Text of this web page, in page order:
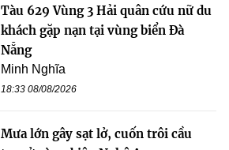
Tàu 629 Vùng 3 Hải quân cứu nữ du
khách gặp nạn tại vùng biển Đà
Nẵng
Minh Nghĩa
18:33 08/08/2026
Mưa lớn gây sạt lở, cuốn trôi cầu